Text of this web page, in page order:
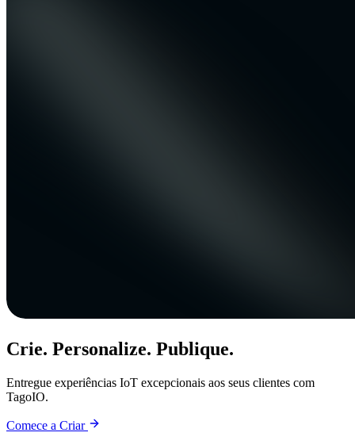
Crie. Personalize. Publique.
Entregue experiências IoT excepcionais aos seus clientes com
TagoIO.
Comece a Criar